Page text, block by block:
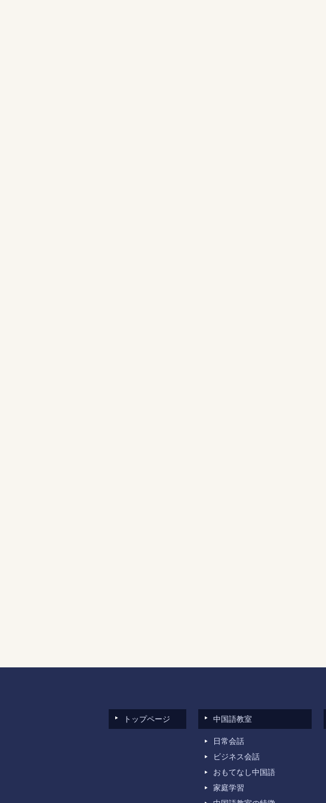
トップページ 中国語教室
日常会話
ビジネス会話
おもてなし中国語
家庭学習